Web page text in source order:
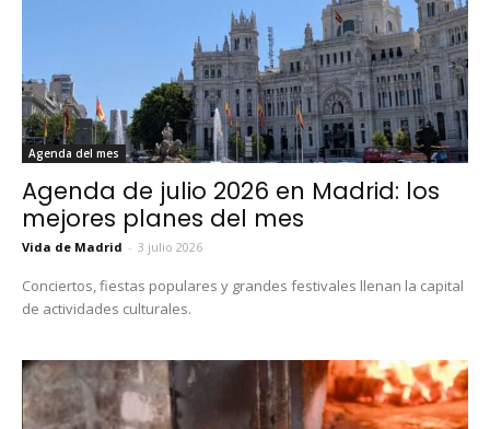
Agenda del mes
Agenda de julio 2026 en Madrid: los
mejores planes del mes
Vida de Madrid - 3 julio 2026
Conciertos, fiestas populares y grandes festivales llenan la capital
de actividades culturales.